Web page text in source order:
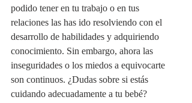
podido tener en tu trabajo o en tus
relaciones las has ido resolviendo con el
desarrollo de habilidades y adquiriendo
conocimiento. Sin embargo, ahora las
inseguridades o los miedos a equivocarte
son continuos. ¿Dudas sobre si estás
cuidando adecuadamente a tu bebé?